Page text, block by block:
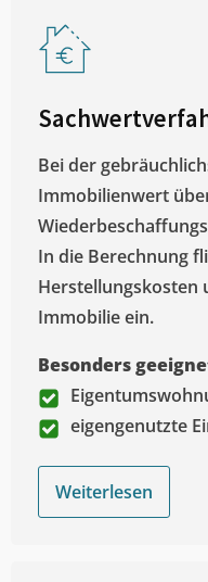
Bei der
Immobilienwert
In die Berechnung
Herstellungskosten
Immobilie ein.
Besonders
eigengenutzte
Weiterlesen